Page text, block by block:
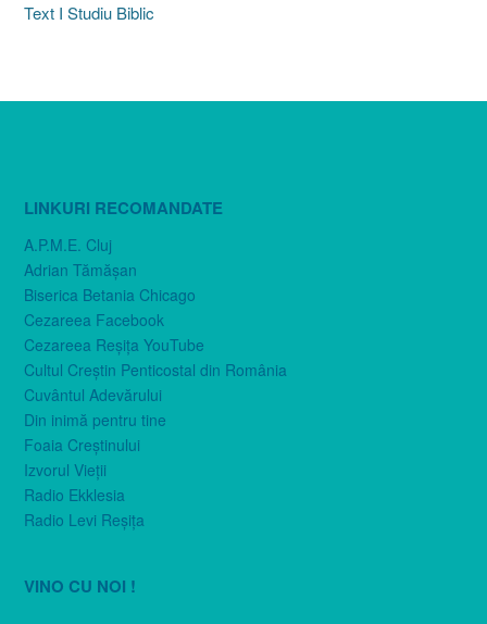
Text I Studiu Biblic
LINKURI RECOMANDATE
A.P.M.E. Cluj
Adrian Tămăşan
Biserica Betania Chicago
Cezareea Facebook
Cezareea Reşiţa YouTube
Cultul Creştin Penticostal din România
Cuvântul Adevărului
Din inimă pentru tine
Foaia Creştinului
Izvorul Vieţii
Radio Ekklesia
Radio Levi Reşiţa
VINO CU NOI !